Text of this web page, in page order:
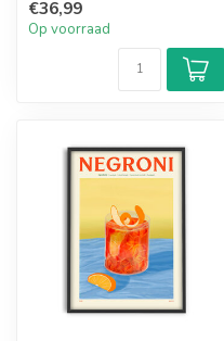
si...
€36,99
Op voorraad